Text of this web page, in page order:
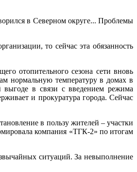
в Северном округе... Проблемы
то сейчас эта обязанность
отопительного сезона сети вновь
нормальную температуру в домах в
выгоде в связи с введением режима
и прокуратура города. Сейчас
в пользу жителей – участки
компания «ТГК-2» по итогам
ситуаций. За невыполнение